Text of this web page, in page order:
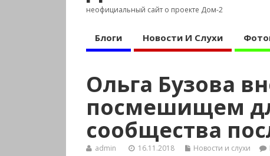
неофициальный сайт о проекте Дом-2
Блоги Новости И Слухи
Ольга Бузова
посмешищем
сообщества
admin 16.11.2018 Новости и слухи